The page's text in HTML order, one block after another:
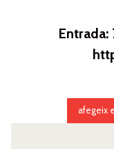
Entrada:
afegeix